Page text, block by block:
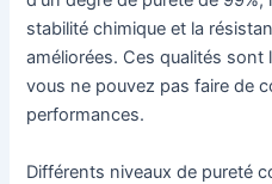
stabilité chimique et la
améliorées. Ces qualités
vous ne pouvez pas faire de
performances.
Différents niveaux de pureté